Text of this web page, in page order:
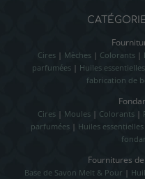
Cires| Mèches| Colorants|
parfumées| Huiles essentielles
fabrication de
Cires | Moules | Colorants |
parfumées | Huiles essentielles
Fournitures
Base de Savon Melt & Pour |